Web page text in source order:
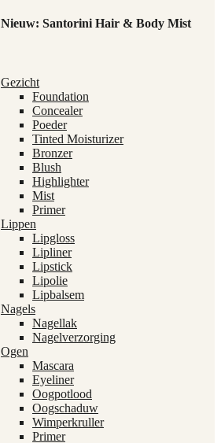
Nieuw: Santorini Hair & Body Mist
Gezicht
Foundation
Concealer
Poeder
Tinted Moisturizer
Bronzer
Blush
Highlighter
Mist
Primer
Lippen
Lipgloss
Lipliner
Lipstick
Lipolie
Lipbalsem
Nagels
Nagellak
Nagelverzorging
Ogen
Mascara
Eyeliner
Oogpotlood
Oogschaduw
Wimperkruller
Primer